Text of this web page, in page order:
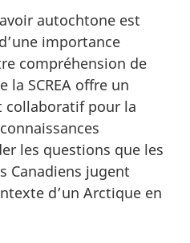
autochtone est
importance
compréhension de
la SCREA offre un
collaboratif pour la
les questions que les
Canadiens jugent
d’un Arctique en